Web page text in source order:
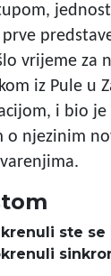
vrijeme za
iz Pule u
i bio
o njezinim
ste